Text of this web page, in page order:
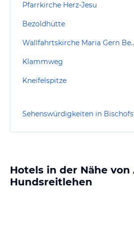
Pfarrkirche Herz-Jesu
Bezoldhütte
Wallfahrtskirche
Klammweg
Kneifelspitze
Sehenswürdigkeiten in
Hotels in der Nähe
Hundsreitlehen